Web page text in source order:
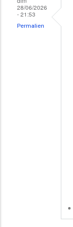
28/06/2026
- 21:53
Permalien